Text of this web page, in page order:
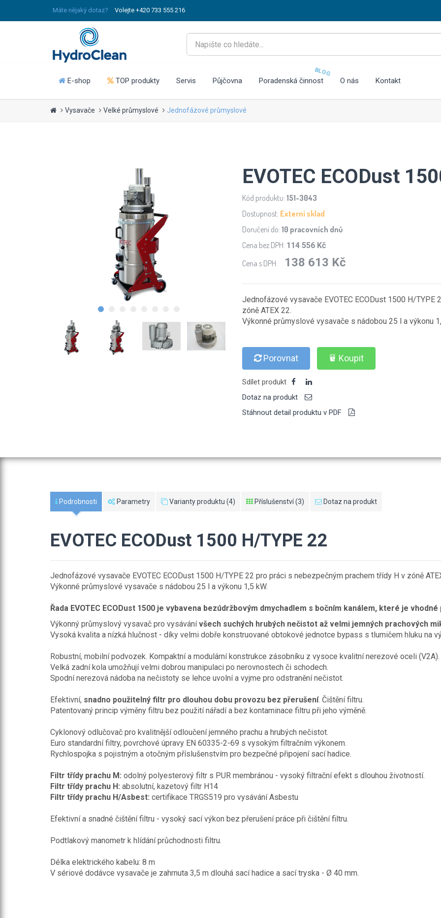
Máte nějaký dotaz? Volejte +420 733 555 216
E-shop TOP produkty Servis Půjčovna Poradenská činnost
BLOG
O nás Kontakt
Vysavače Velké průmyslové Jednofázové průmyslové
EVOTEC ECODust
Kód produktu: 151-3043
Dostupnost: Externí sklad
Doručení do: 10 pracovních dnů
Cena bez DPH: 114 556 Kč
Cena s DPH: 138 613 Kč
Jednofázové vysavače EVOTEC ECODust 1500 H/
zóně ATEX 22.
Výkonné průmyslové vysavače s nádobou 25 l a výkonu
Porovnat Koupit
Sdílet produkt
Dotaz na produkt
Stáhnout detail produktu v PDF
Podrobnosti Parametry Varianty produktu (4) Příslušenství (3) Dotaz na produkt
EVOTEC ECODust 1500 H/TYPE 22
Jednofázové vysavače EVOTEC ECODust 1500 H/TYPE 22 pro práci s nebezpečným prachem třídy H v zóně
Výkonné průmyslové vysavače s nádobou 25 l a výkonu 1,5 kW.
Řada EVOTEC ECODust 1500 je vybavena bezúdržbovým dmychadlem s bočním kanálem, které je
Výkonný průmyslový vysavač pro vysávánívšech suchých hrubých nečistot až velmi jemných prachových
Vysoká kvalita a nízká hlučnost - díky velmi dobře konstruované obtokové jednotce bypass s tlumičem hluku na
Robustní, mobilní podvozek. Kompaktní a modulární konstrukce zásobníku z vysoce kvalitní nerezové oceli (V2A).
Velká zadní kola umožňují velmi dobrou manipulaci po nerovnostech či schodech.
Spodní nerezová nádoba na nečistoty se lehce uvolní a vyjme pro odstranění nečistot.
Efektivní, snadno použitelný filtr pro dlouhou dobu provozu bez přerušení. Čištění filtru.
Patentovaný princip výměny filtru bez použití nářadí a bez kontaminace filtru při jeho výměně.
Cyklonový odlučovač pro kvalitnější odloučení jemného prachu a hrubých nečistot.
Euro standardní filtry, povrchové úpravy EN 60335-2-69 s vysokým filtračním výkonem.
Rychlospojka s pojistným a otočným příslušenstvím pro bezpečné připojení sací hadice.
Filtr třídy prachu M: odolný polyesterový filtr s PUR membránou - vysoký filtrační efekt s dlouhou životností.
Filtr třídy prachu H: absolutní, kazetový filtr H14
Filtr třídy prachu H/Asbest: certifikace TRGS519 pro vysávání Asbestu
Efektivní a snadné čištění filtru - vysoký sací výkon bez přerušení práce při čištění filtru.
Podtlakový manometr k hlídání průchodnosti filtru.
Délka elektrického kabelu: 8 m
V sériové dodávce vysavače je zahrnuta 3,5 m dlouhá sací hadice a sací tryska - Ø 40 mm.